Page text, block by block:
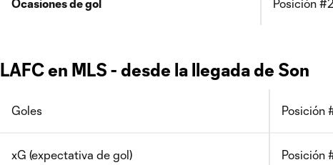
Ocasiones de gol Posición
LAFC en MLS - desde la llegada de Son
Goles Posición
xG (expectativa de gol) Posición